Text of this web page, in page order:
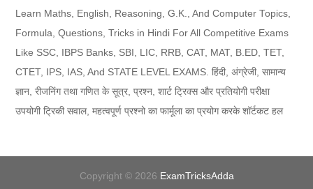
Learn Maths, English, Reasoning, G.K., And Computer Topics,
Formula, Questions, Tricks in Hindi For All Competitive Exams
Like SSC, IBPS Banks, SBI, LIC, RRB, CAT, MAT, B.ED, TET,
CTET, IPS, IAS, And STATE LEVEL EXAMS. हिंदी, अंग्रेजी, सामान्य
ज्ञान, रीजनिंग तथा गणित के सूत्र, प्रश्न, शार्ट ट्रिक्स और प्रतियोगी परीक्षा
उपयोगी ट्रिकी सवाल, महत्वपूर्ण प्रश्नो का फार्मूला का प्रयोग करके शॉर्टकट हल
Copyright © 2026 ExamTricksAdda